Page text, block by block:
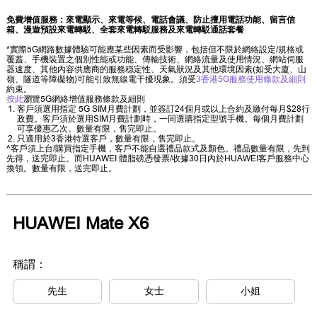
免費增值服務：來電顯示、來電等候、電話會議、防止擅用電話功能、留言信
箱、漫遊預設來電轉駁、全套來電轉駁服務及來電轉駁通話套餐
*實際5G網路數據體驗可能應某些因素而受影響，包括但不限於網絡設定/規格或
覆蓋、手機裝置之個別性能或功能、傳輸技術、網絡流量及使用情況、網站伺服
器速度、其他內容供應商的服務穏定性、天氣狀況及其他環境因素(如受大廈、山
嶺、隧道等障礙物)可能引致無線電干擾現象。須受3香港5G服務使用條款及細則
約束。
按此瀏覽5G網絡增值服務條款及細則
客戶須選用指定 5G SIM月費計劃，並簽訂24個月或以上合約及繳付每月$28行
政費。客戶須於選用SIM月費計劃時，一同選購指定型號手機。每個月費計劃
可享優惠乙次。數量有限，售完即止。
只適用於3香港特選客戶，數量有限，售完即止。
^客戶須上台/購買指定手機，客戶不能自選禮品款式及顏色。禮品數量有限，先到
先得，送完即止。而HUAWEI 體脂磅憑發票/收據30日內於HUAWEI客戶服務中心
換領。數量有限，送完即止。
HUAWEI Mate X6
稱謂：
先生 女士 小姐